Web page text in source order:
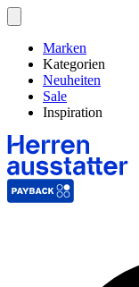
Marken
Kategorien
Neuheiten
Sale
Inspiration